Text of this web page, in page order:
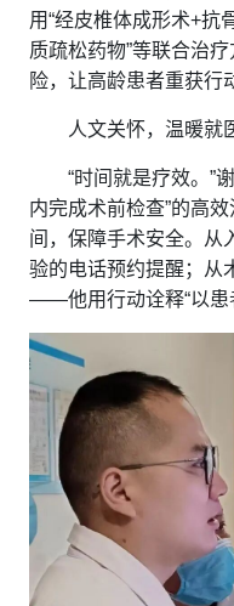
用“经皮椎体成形术+抗
质疏松药物”等联合治
险，让高龄患者重获行
人文关怀，温暖就
“时间就是疗效。”
内完成术前检查”的高
间，保障手术安全。从
验的电话预约提醒；从
——他用行动诠释“以患